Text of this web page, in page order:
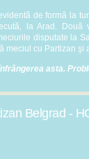
de formă la
la Arad.
disputate la
meciul cu Partizan şi
asta.
Belgrad -